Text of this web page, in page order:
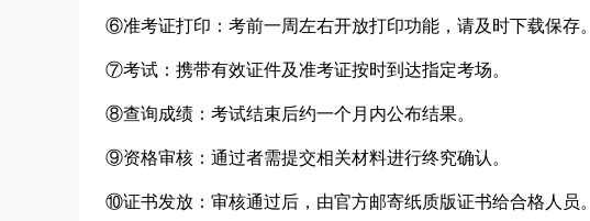
⑥准考证打印：考前一周左右开放打印功能，请及时下载保存。
⑦考试：携带有效证件及准考证按时到达指定考场。
⑧查询成绩：考试结束后约一个月内公布结果。
⑨资格审核：通过者需提交相关材料进行终究确认。
⑩证书发放：审核通过后，由官方邮寄纸质版证书给合格人员。